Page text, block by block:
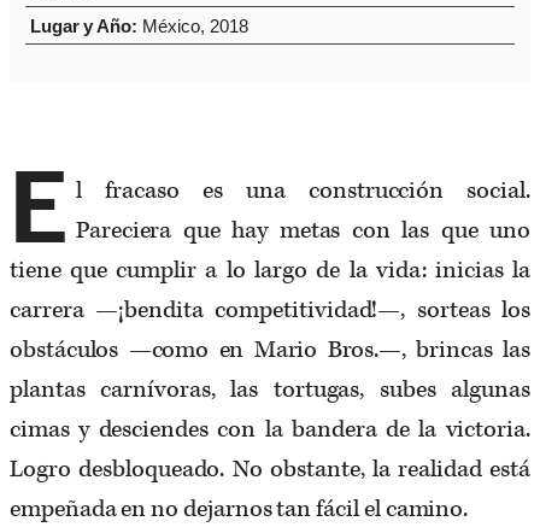
Lugar y Año: México, 2018
E l fracaso es una construcción social.
Pareciera que hay metas con las que uno
tiene que cumplir a lo largo de la vida: inicias la
carrera —¡bendita competitividad!—, sorteas los
obstáculos —como en Mario Bros.—, brincas las
plantas carnívoras, las tortugas, subes algunas
cimas y desciendes con la bandera de la victoria.
Logro desbloqueado. No obstante, la realidad está
empeñada en no dejarnos tan fácil el camino.